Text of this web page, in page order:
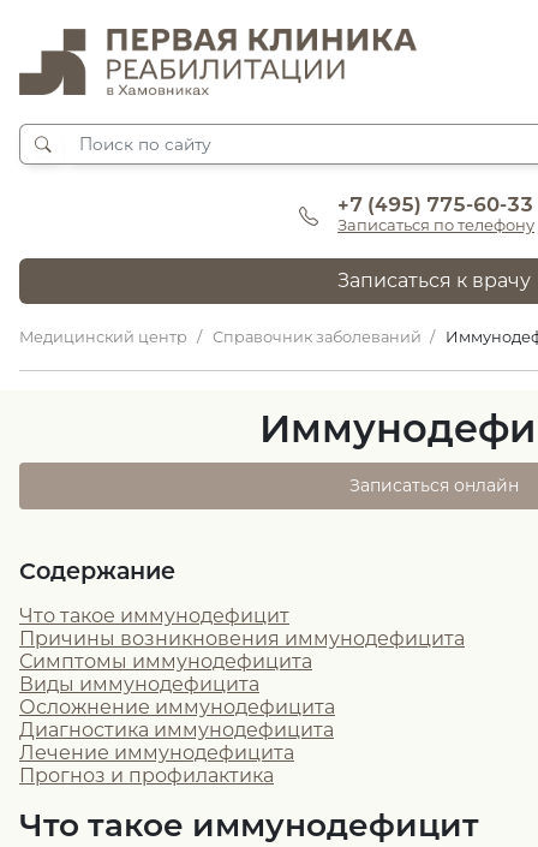
+7 (495) 775-60-33
Записаться по телефону
Записаться к врачу
Медицинский центр Справочник заболеваний
Записаться онлайн
Содержание
Что такое иммунодефицит
Причины возникновения иммунодефицита
Симптомы иммунодефицита
Виды иммунодефицита
Осложнение иммунодефицита
Диагностика иммунодефицита
Лечение иммунодефицита
Прогноз и профилактика
Что такое иммунодефицит